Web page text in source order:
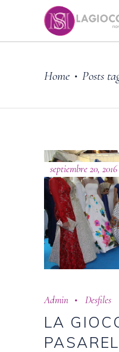
Home • Posts
septiembre 20, 2016
Admin Desfiles
LA